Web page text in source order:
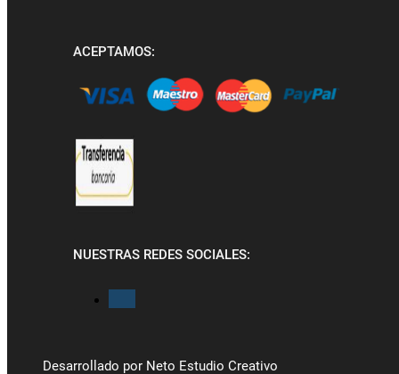
ACEPTAMOS:
NUESTRAS REDES SOCIALES:
Desarrollado por Neto Estudio Creativo